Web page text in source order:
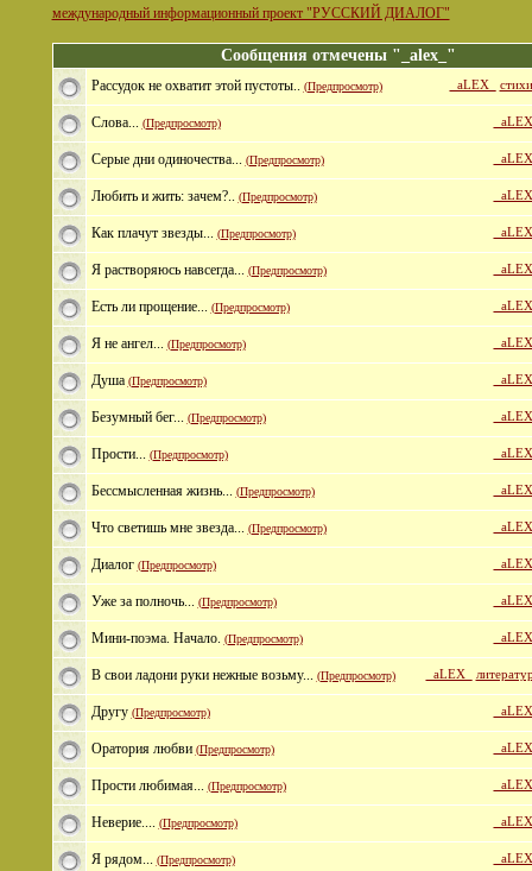
международный информационный проект "РУССКИЙ ДИАЛОГ"
Сообщения отмечены "_alex_"
_aLEX_ стихи
Рассудок не охватит этой пустоты.. (Предпросмотр)
Слова... (Предпросмотр)
Серые дни одиночества... (Предпросмотр)
Любить и жить: зачем?.. (Предпросмотр)
Как плачут звезды... (Предпросмотр)
Я растворяюсь навсегда... (Предпросмотр)
Есть ли прощение... (Предпросмотр)
Я не ангел... (Предпросмотр)
Душа (Предпросмотр)
Безумный бег... (Предпросмотр)
Прости... (Предпросмотр)
Бессмысленная жизнь... (Предпросмотр)
Что светишь мне звезда... (Предпросмотр)
Диалог (Предпросмотр)
Уже за полночь... (Предпросмотр)
Мини-поэма. Начало. (Предпросмотр)
_aLEX_
В свои ладони руки нежные возьму... (Предпросмотр)
Другу (Предпросмотр)
Оратория любви (Предпросмотр)
Прости любимая... (Предпросмотр)
Неверие.... (Предпросмотр)
Я рядом... (Предпросмотр)